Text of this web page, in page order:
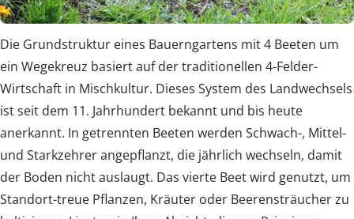
Die Grundstruktur eines Bauerngartens mit 4 Beeten um
ein Wegekreuz basiert auf der traditionellen 4-Felder-
Wirtschaft in Mischkultur. Dieses System des Landwechsels
ist seit dem 11. Jahrhundert bekannt und bis heute
anerkannt. In getrennten Beeten werden Schwach-, Mittel-
und Starkzehrer angepflanzt, die jährlich wechseln, damit
der Boden nicht auslaugt. Das vierte Beet wird genutzt, um
Standort-treue Pflanzen, Kräuter oder Beerensträucher zu